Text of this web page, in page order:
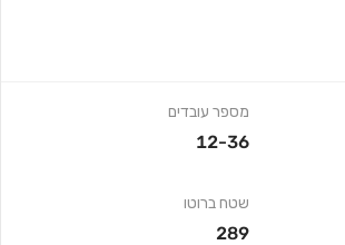
מספר עובדים
12-36
שטח ברוטו
289